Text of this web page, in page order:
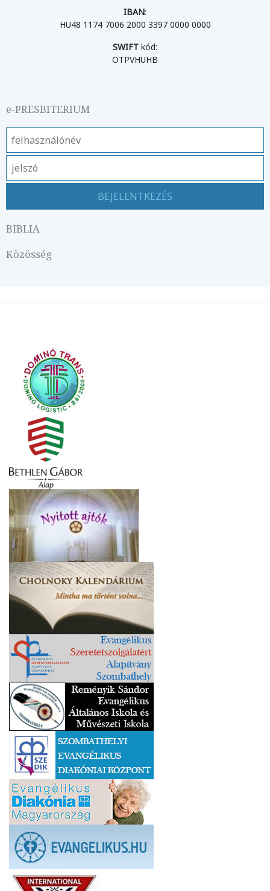
IBAN:
HU48 1174 7006 2000 3397 0000 0000
SWIFT kód:
OTPVHUHB
e-PRESBITERIUM
BIBLIA
Közösség